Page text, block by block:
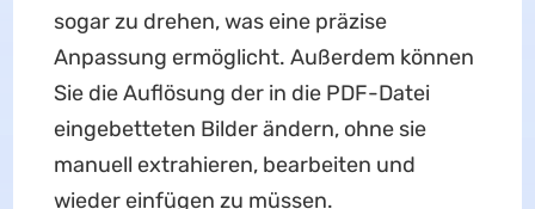
sogar zu drehen, was eine präzise
Anpassung ermöglicht. Außerdem können
Sie die Auflösung der in die PDF-Datei
eingebetteten Bilder ändern, ohne sie
manuell extrahieren, bearbeiten und
wieder einfügen zu müssen.